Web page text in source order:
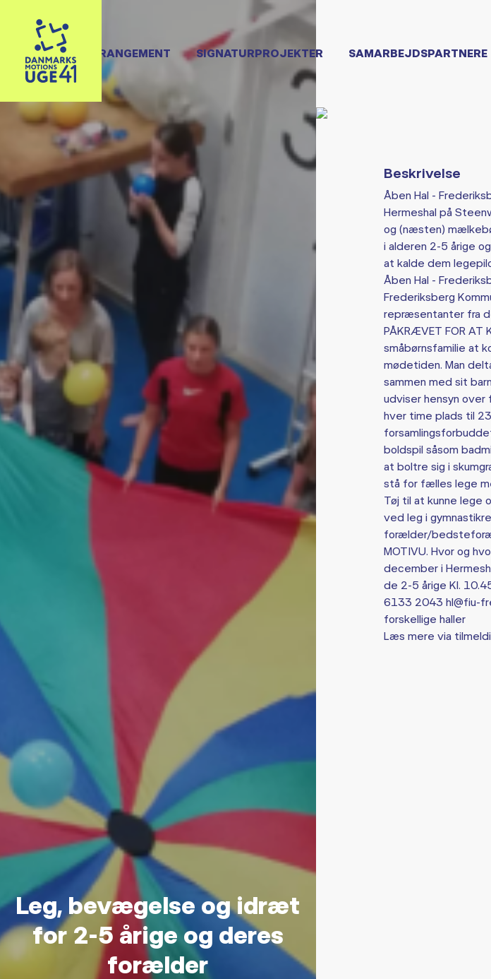
OPRET ARRANGEMENT SIGNATURPROJEKTER SAMARBEJDSPARTNERE
Leg, bevægelse og idræt
for 2-5 årige og deres
forælder
Beskrivelse
Åben Hal -
Hermeshal på
og (næsten)
i alderen 2-5 årige
at kalde dem
Åben Hal -
Frederiksberg
repræsentanter fra
PÅKRÆVET FOR AT
småbørnsfamilie at
mødetiden. Man
sammen med sit
udviser hensyn
hver time plads til
boldspil såsom
at boltre sig i
stå for fælles lege
Tøj til at kunne lege
ved leg i
forælder/
MOTIVU. Hvor og
december i
de 2-5 årige Kl.
6133 2043 hl@fiu-
forskellige haller
Læs mere via